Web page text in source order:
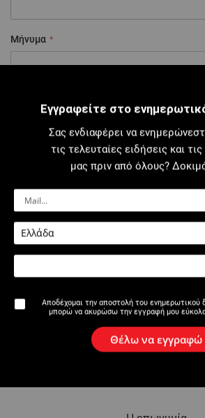
Μήνυμα
Προσκεκλημένος
Email
Προσθήκη προσκεκλημένου
Εγγραφείτε στο
Σας ενδιαφέρει να
τις τελευταίες ειδήσεις και
μας πριν από όλους?
Αποδέχομαι την αποστολή του ενημερωτικού
μπορώ να ακυρώσω την εγγραφή μου εύκολα
Θέλω να εγγραφώ